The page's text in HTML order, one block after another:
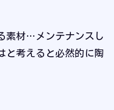
素材…メンテナンスし
と考えると必然的に陶